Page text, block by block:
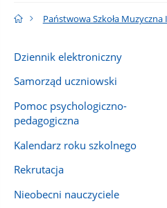
Państwowa Szkoła
Dziennik elektroniczny
Samorząd uczniowski
Pomoc psychologiczno-
pedagogiczna
Kalendarz roku szkolnego
Rekrutacja
Nieobecni nauczyciele